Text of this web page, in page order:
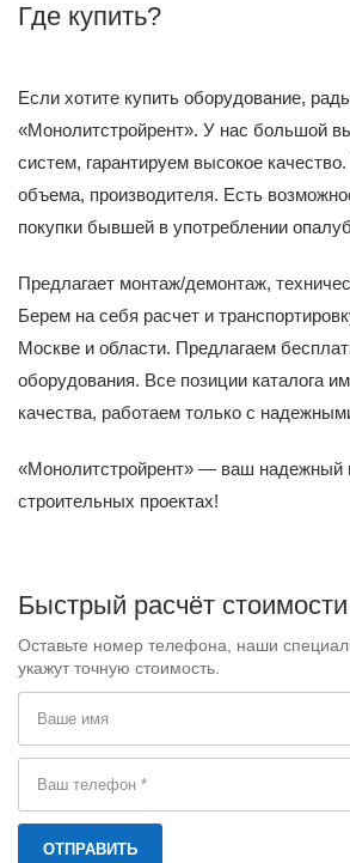
Где купить?
Если хотите купить оборудование,
«Монолитстройрент». У нас большой
систем, гарантируем высокое
объема, производителя. Есть
покупки бывшей в употреблении
Предлагает монтаж/демонтаж,
Берем на себя расчет и
Москве и области. Предлагаем
оборудования. Все позиции каталога
качества, работаем только с
«Монолитстройрент» — ваш надежный
строительных проектах!
Быстрый расчёт стоимости
Оставьте номер телефона, наши
укажут точную стоимость.